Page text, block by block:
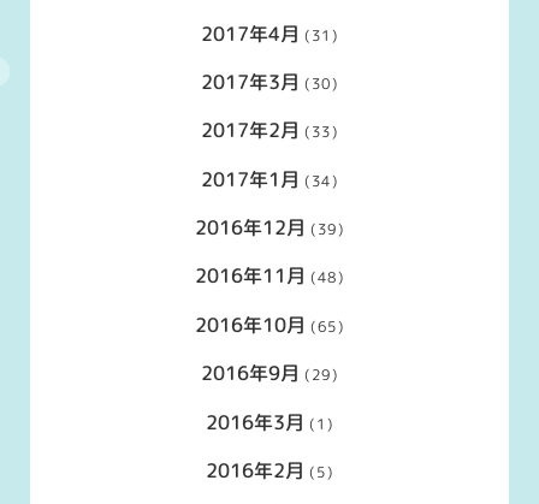
2017年4月 (31)
2017年3月 (30)
2017年2月 (33)
2017年1月 (34)
2016年12月 (39)
2016年11月 (48)
2016年10月 (65)
2016年9月 (29)
2016年3月 (1)
2016年2月 (5)